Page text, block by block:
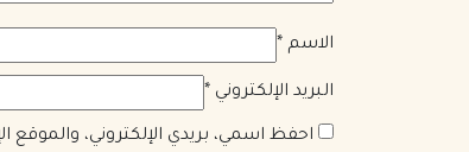
الاسم *
البريد الإلكتروني *
احفظ اسمي، بريدي الإلكتروني، والموقع